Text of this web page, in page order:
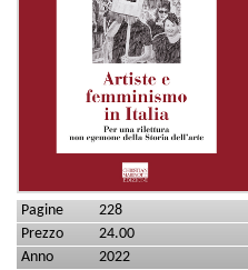
Pagine
228
Prezzo
24.00
Anno
2022